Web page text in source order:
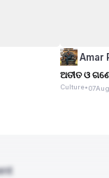
Amar
ଅତୀତ ଓ
Culture•07